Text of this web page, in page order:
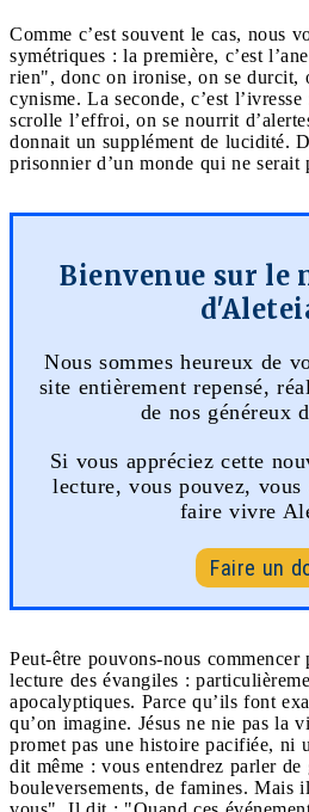
Comme c’est souvent le cas, nous
symétriques : la première, c’est
rien", donc on ironise, on se durcit,
cynisme. La seconde, c’est
scrolle l’effroi, on se nourrit
donnait un supplément de lucidité.
prisonnier d’un monde qui ne serait
Bienvenue sur le
Nous sommes heureux de
site entièrement repensé,
de nos généreux
Si vous appréciez cette
lecture, vous pouvez, vous
faire vivre
Faire un
Peut-être pouvons-nous
lecture des évangiles :
apocalyptiques. Parce qu’ils font
qu’on imagine. Jésus ne nie pas la
promet pas une histoire pacifiée, ni
dit même : vous entendrez parler de
bouleversements, de famines. Mais